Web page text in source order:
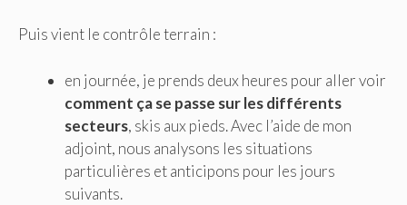
Puis vient le contrôle terrain :
en journée, je prends deux heures pour aller voir
comment ça se passe sur les différents
secteurs, skis aux pieds. Avec l’aide de mon
adjoint, nous analysons les situations
particulières et anticipons pour les jours
suivants.